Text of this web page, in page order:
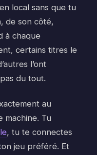
local sans que tu
de son côté,
à chaque
certains titres le
l’ont
du tout.
au
machine. Tu
, tu te connectes
jeu préféré. Et